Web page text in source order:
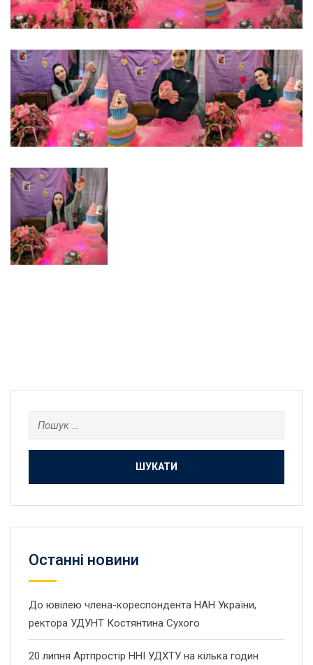
Пошук:
Останнi новини
До ювілею члена-кореспондента НАН України,
ректора УДУНТ Костянтина Сухого
20 липня Артпростір ННІ УДХТУ на кілька годин